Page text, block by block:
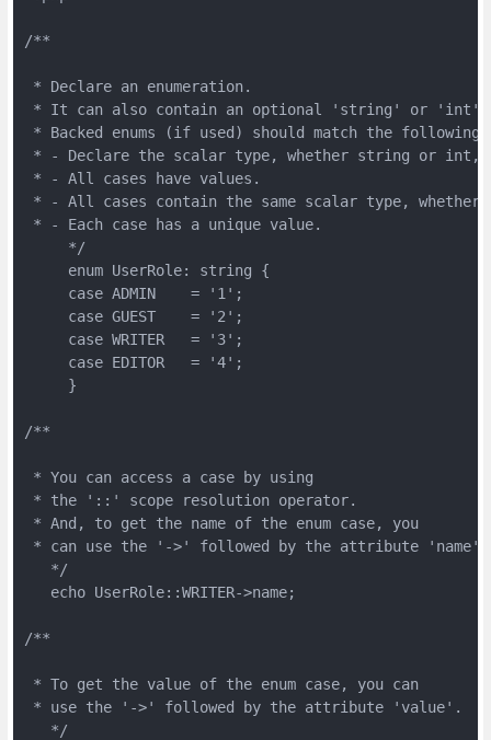
/**
* Declare an enumeration.
* It can also contain an optional 'string' or 'int'
* Backed enums (if used) should match the
* - Declare the scalar type, whether string or int,
* - All cases have values.
* - All cases contain the same scalar type,
* - Each case has a unique value.
     */
     enum UserRole: string {
     case ADMIN    = '1';
     case GUEST    = '2';
     case WRITER   = '3';
     case EDITOR   = '4';
     }
/**
* You can access a case by using
* the '::' scope resolution operator.
* And, to get the name of the enum case, you
* can use the '->' followed by the attribute 'name'.
   */
   echo UserRole::WRITER->name;
/**
* To get the value of the enum case, you can
* use the '->' followed by the attribute 'value'.
   */